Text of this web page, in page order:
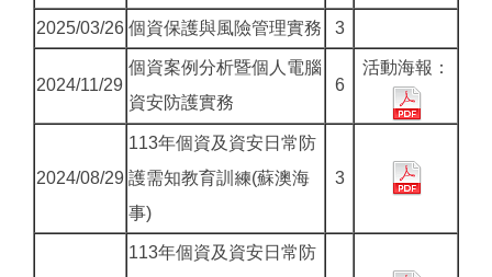
2025/03/26 個資保護與風險管理實務 3
2024/11/29
個資案例分析暨個人電腦
資安防護實務
6
活動海報：
2024/08/29
113年個資及資安日常防
護需知教育訓練(蘇澳海
事)
3
113年個資及資安日常防